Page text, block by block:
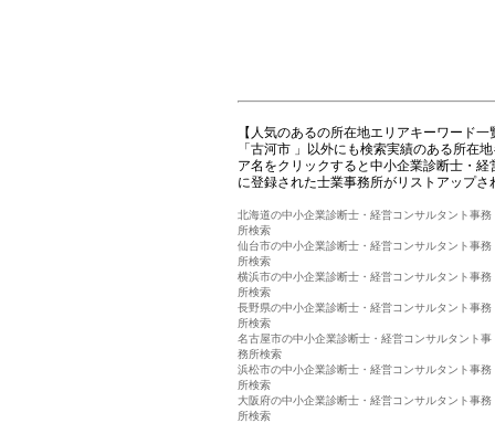
【人気のあるの所在地エリアキーワード一
「古河市 」以外にも検索実績のある所在
ア名をクリックすると中小企業診断士・
に登録された士業事務所がリストアップさ
北海道の中小企業診断士・経営コンサルタント事務
所検索
仙台市の中小企業診断士・経営コンサルタント事務
所検索
横浜市の中小企業診断士・経営コンサルタント事務
所検索
長野県の中小企業診断士・経営コンサルタント事務
所検索
名古屋市の中小企業診断士・経営コンサルタント事
務所検索
浜松市の中小企業診断士・経営コンサルタント事務
所検索
大阪府の中小企業診断士・経営コンサルタント事務
所検索